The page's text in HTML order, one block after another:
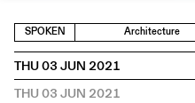
SPOKEN Architecture
THU 03 JUN 2021
THU 03 JUN 2021